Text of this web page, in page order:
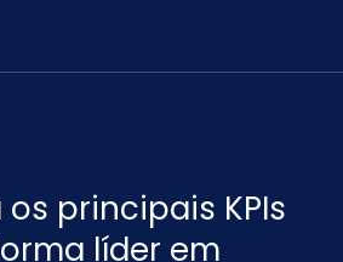
principais KPIs
líder em